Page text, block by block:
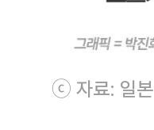
ⓒ 자료: 일본